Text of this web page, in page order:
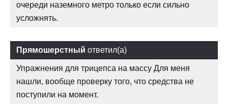
очереди наземного метро только если сильно
усложнять.
Прямошерстный ответил(а)
Упражнения для трицепса на массу Для меня
нашли, вообще проверку того, что средства не
поступили на момент.